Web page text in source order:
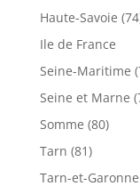
Haute-Savoie
Ile de France
Seine-Maritime
Seine et Marne
Somme (80)
Tarn (81)
Tarn-et-